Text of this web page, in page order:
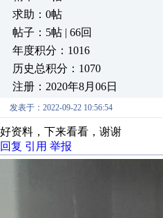
求助：0帖
帖子：5帖 | 66回
年度积分：1016
历史总积分：1070
注册：2020年8月06日
发表于：2022-09-22 10:56:54
好资料，下来看看，谢谢
回复 引用 举报